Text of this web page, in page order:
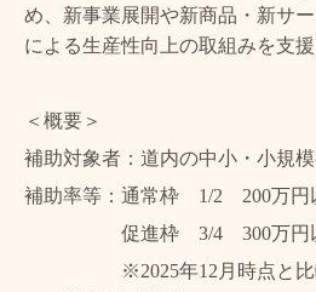
め、新事業展開や新商品・新サ
による生産性向上の取組みを支援
＜概要＞
補助対象者：道内の中小・小規
補助率等：通常枠 1/2 200万円
促進枠 3/4 300万円
※2025年12月時点と比較